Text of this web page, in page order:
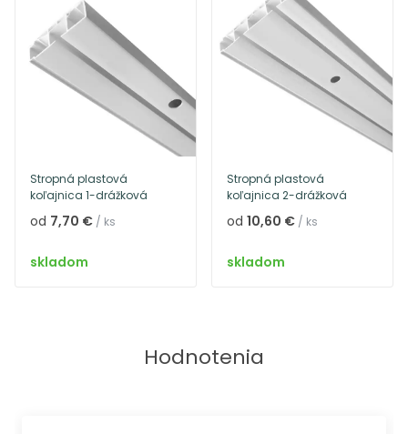
Stropná plastová
koľajnica 1-drážková
od 7,70 € / ks
skladom
Stropná plastová
koľajnica 2-drážková
od 10,60 € / ks
skladom
Hodnotenia